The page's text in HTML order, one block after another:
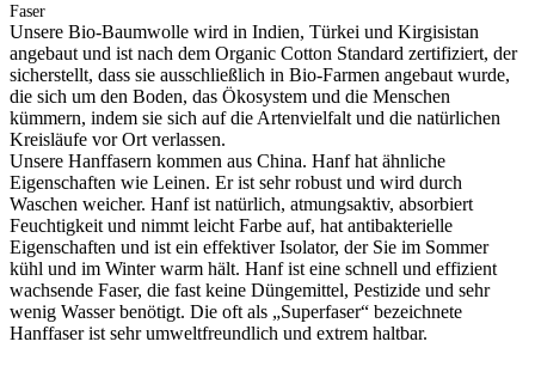
Faser
Unsere Bio-Baumwolle wird in Indien, Türkei und Kirgisistan
angebaut und ist nach dem Organic Cotton Standard zertifiziert, der
sicherstellt, dass sie ausschließlich in Bio-Farmen angebaut wurde,
die sich um den Boden, das Ökosystem und die Menschen
kümmern, indem sie sich auf die Artenvielfalt und die natürlichen
Kreisläufe vor Ort verlassen.
Unsere Hanffasern kommen aus China. Hanf hat ähnliche
Eigenschaften wie Leinen. Er ist sehr robust und wird durch
Waschen weicher. Hanf ist natürlich, atmungsaktiv, absorbiert
Feuchtigkeit und nimmt leicht Farbe auf, hat antibakterielle
Eigenschaften und ist ein effektiver Isolator, der Sie im Sommer
kühl und im Winter warm hält. Hanf ist eine schnell und effizient
wachsende Faser, die fast keine Düngemittel, Pestizide und sehr
wenig Wasser benötigt. Die oft als „Superfaser“ bezeichnete
Hanffaser ist sehr umweltfreundlich und extrem haltbar.